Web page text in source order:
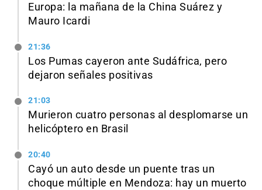
Europa: la mañana de la China Suárez y
Mauro Icardi
21:36
Los Pumas cayeron ante Sudáfrica, pero
dejaron señales positivas
21:03
Murieron cuatro personas al desplomarse un
helicóptero en Brasil
20:40
Cayó un auto desde un puente tras un
choque múltiple en Mendoza: hay un muerto